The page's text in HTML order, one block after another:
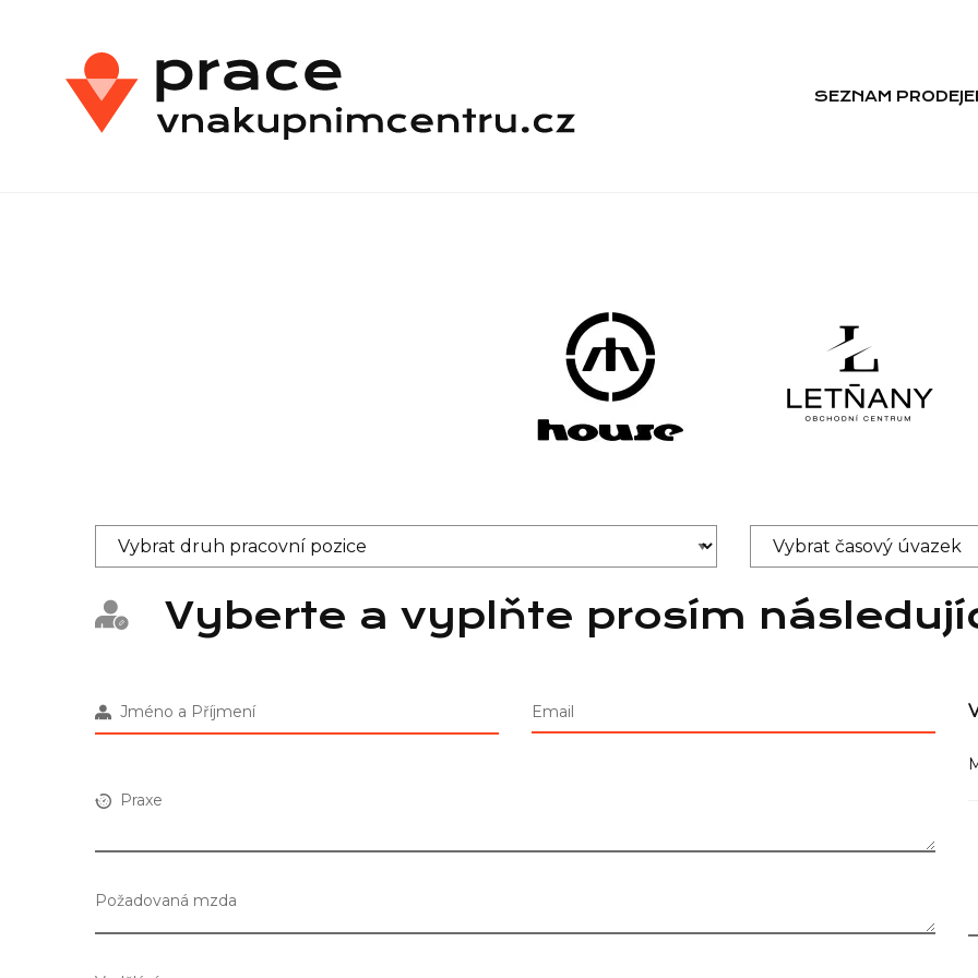
SEZNAM
Vyberte a vyplňte prosím
Jméno a Příjmení Email
Praxe
Požadovaná mzda